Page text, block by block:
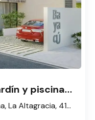
Casa individual con jardín y piscina en Bayahibe
Bayahibe, San Rafael del Yuma, La Altagracia, 41202, République dominicaine